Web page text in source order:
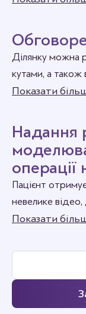
повторює риси
Далі – спільна
пояснює свої
втілює їх за
При створенні
– модель
спрогнозований
Ділянку можна
кутами, а також
знає, які зміни
побачити
Наприклад,
збільшення губ,
(ліпофілінг).
Після
методика,
людини. Високий
Показати
Надання
операції
Пацієнт
невелике відео,
Показати